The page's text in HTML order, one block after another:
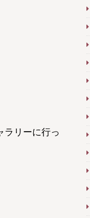
ラリーに行っ